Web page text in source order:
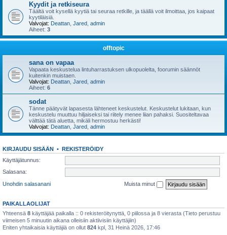
Kyydit ja retkiseura
Täältä voit kysellä kyytiä tai seuraa retkille, ja täällä voit ilmoittaa, jos kaipaat
kyytiläisiä.
Valvojat: Deattan Jared admin
Aiheet: 3
offtopic
sana on vapaa
Vapaata keskustelua lintuharrastuksen ulkopuolelta, foorumin säännöt
kuitenkin muistaen.
Valvojat: Deattan Jared admin
Aiheet: 6
sodat
Tänne päätyvät lapasesta lähteneet keskustelut. Keskustelut lukitaan, kun
keskustelu muuttuu hiljaiseksi tai riitely menee liian pahaksi. Suositeltavaa
välttää tätä aluetta, mikäli hermostuu herkästi!
Valvojat: Deattan Jared admin
KIRJAUDU SISÄÄN • REKISTERÖIDY
Käyttäjätunnus:
Salasana:
Unohdin salasanani
Muista minut
PAIKALLAOLIJAT
Yhteensä 8 käyttäjää paikalla :: 0 rekisteröitynyttä, 0 piilossa ja 8 vierasta (Tieto perustuu
viimeisen 5 minuutin aikana olleisiin aktiivisiin käyttäjiin)
Eniten yhtaikaisia käyttäjiä on ollut 824 kpl, 31 Heinä 2026, 17:46